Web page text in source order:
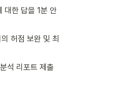
대한 답을 1분 안
허점 보완 및 최
석 리포트 제출